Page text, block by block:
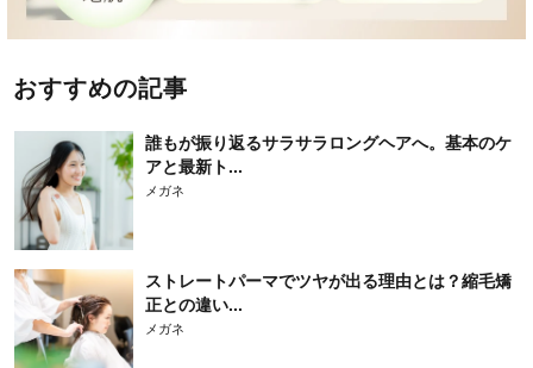
おすすめの記事
誰もが振り返るサラサラロングヘアへ。基本のケ
アと最新ト...
メガネ
ストレートパーマでツヤが出る理由とは？縮毛矯
正との違い...
メガネ